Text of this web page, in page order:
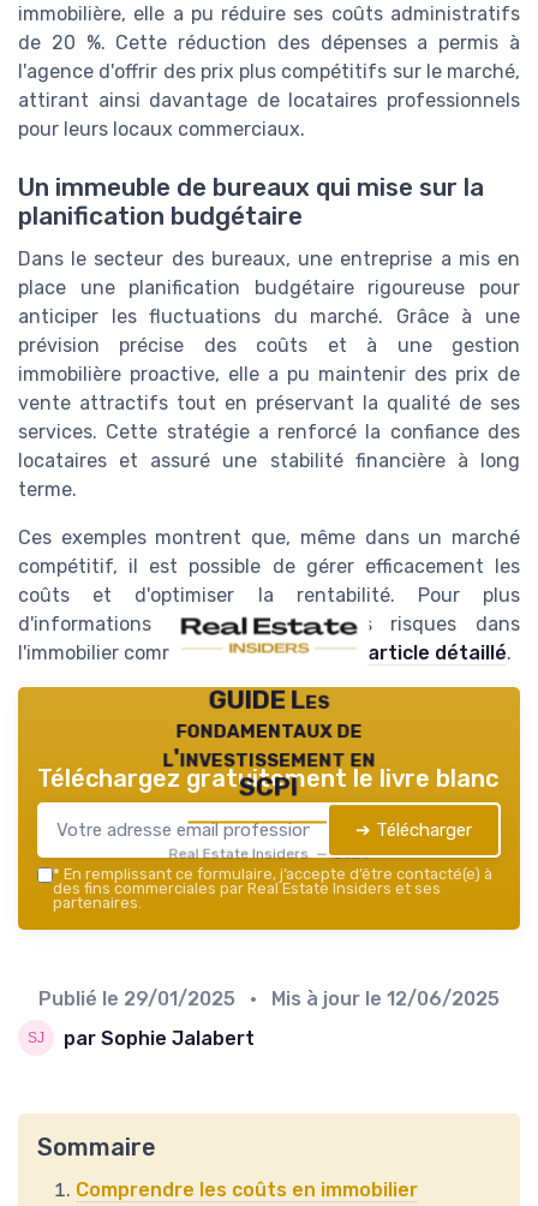
immobilière, elle a pu réduire ses coûts administratifs
de 20 %. Cette réduction des dépenses a permis à
l'agence d'offrir des prix plus compétitifs sur le marché,
attirant ainsi davantage de locataires professionnels
pour leurs locaux commerciaux.
Un immeuble de bureaux qui mise sur la
planification budgétaire
Dans le secteur des bureaux, une entreprise a mis en
place une planification budgétaire rigoureuse pour
anticiper les fluctuations du marché. Grâce à une
prévision précise des coûts et à une gestion
immobilière proactive, elle a pu maintenir des prix de
vente attractifs tout en préservant la qualité de ses
services. Cette stratégie a renforcé la confiance des
locataires et assuré une stabilité financière à long
terme.
Ces exemples montrent que, même dans un marché
compétitif, il est possible de gérer efficacement les
coûts et d'optimiser la rentabilité. Pour plus
d'informations sur la gestion des risques dans
l'immobilier commercial, consultez cet article détaillé.
GUIDE Les
fondamentaux de
l'investissement en
SCPI
Real Estate Insiders — 2026
Téléchargez gratuitement le livre blanc
➔ Télécharger
* En remplissant ce formulaire, j’accepte d’être contacté(e) à
des fins commerciales par Real Estate Insiders et ses
partenaires.
Publié le 29/01/2025 • Mis à jour le 12/06/2025
par Sophie Jalabert
Sommaire
Comprendre les coûts en immobilier